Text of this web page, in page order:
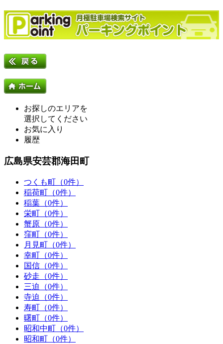
お探しのエリアを
選択してください
お気に入り
履歴
広島県安芸郡海田町
つくも町（0件）
稲荷町（0件）
稲葉（0件）
栄町（0件）
蟹原（0件）
窪町（0件）
月見町（0件）
幸町（0件）
国信（0件）
砂走（0件）
三迫（0件）
寺迫（0件）
寿町（0件）
曙町（0件）
昭和中町（0件）
昭和町（0件）